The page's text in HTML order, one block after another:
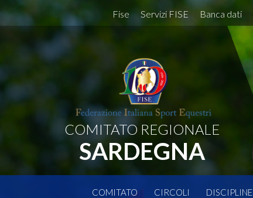
Fise Servizi FISE Banca dati
COMITATO REGIONALE
SARDEGNA
COMITATO CIRCOLI DISCIPLINE